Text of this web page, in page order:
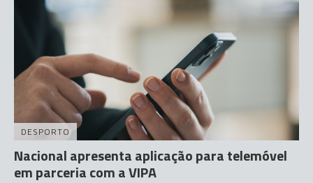
DESPORTO
Nacional apresenta aplicação para telemóvel
em parceria com a VIPA